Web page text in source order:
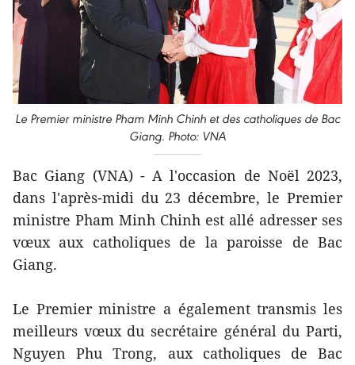
Le Premier ministre Pham Minh Chinh et des catholiques de Bac
Giang. Photo: VNA
Bac Giang (VNA) - A l'occasion de Noël 2023,
dans l'après-midi du 23 décembre, le Premier
ministre Pham Minh Chinh est allé adresser ses
vœux aux catholiques de la paroisse de Bac
Giang.
Le Premier ministre a également transmis les
meilleurs vœux du secrétaire général du Parti,
Nguyen Phu Trong, aux catholiques de Bac